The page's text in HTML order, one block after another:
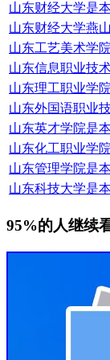
山东财经大学是
山东财经大学燕
山东工艺美术学
山东信息职业技
山东理工职业学
山东外国语职业
山东英才学院是
山东化工职业学
山东管理学院是
山东科技大学是
95%的人继续